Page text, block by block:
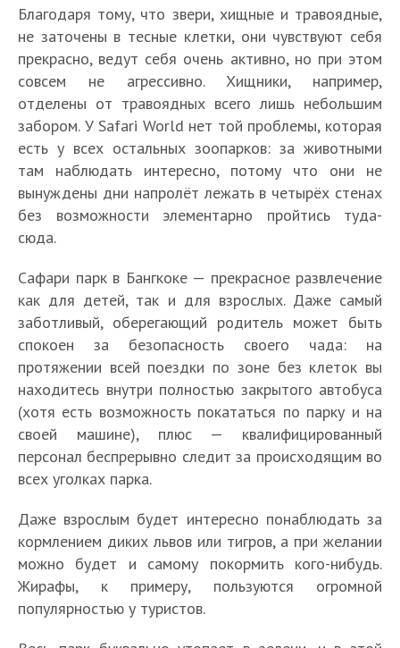
Благодаря тому, что звери, хищные и травоядные,
не заточены в тесные клетки, они чувствуют себя
прекрасно, ведут себя очень активно, но при этом
совсем не агрессивно. Хищники, например,
отделены от травоядных всего лишь небольшим
забором. У Safari World нет той проблемы, которая
есть у всех остальных зоопарков: за животными
там наблюдать интересно, потому что они не
вынуждены дни напролёт лежать в четырёх стенах
без возможности элементарно пройтись туда-
сюда.
Сафари парк в Бангкоке — прекрасное развлечение
как для детей, так и для взрослых. Даже самый
заботливый, оберегающий родитель может быть
спокоен за безопасность своего чада: на
протяжении всей поездки по зоне без клеток вы
находитесь внутри полностью закрытого автобуса
(хотя есть возможность покататься по парку и на
своей машине), плюс — квалифицированный
персонал беспрерывно следит за происходящим во
всех уголках парка.
Даже взрослым будет интересно понаблюдать за
кормлением диких львов или тигров, а при желании
можно будет и самому покормить кого-нибудь.
Жирафы, к примеру, пользуются огромной
популярностью у туристов.